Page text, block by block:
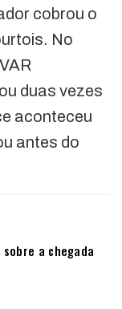
cobrou o
No
duas vezes
aconteceu
antes do
a chegada